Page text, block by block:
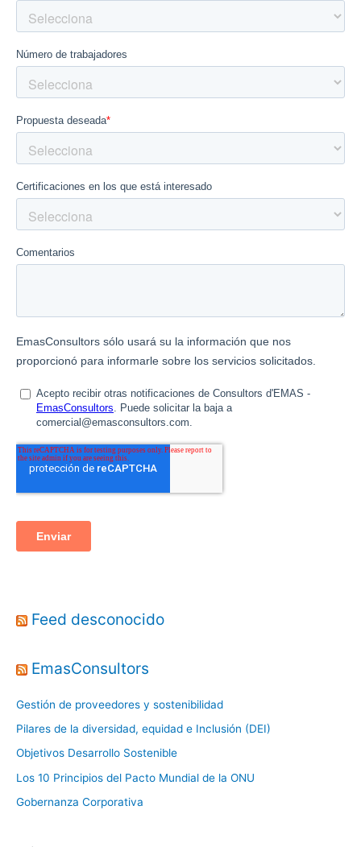
Feed desconocido
EmasConsultors
Gestión de proveedores y sostenibilidad
Pilares de la diversidad, equidad e Inclusión (DEI)
Objetivos Desarrollo Sostenible
Los 10 Principios del Pacto Mundial de la ONU
Gobernanza Corporativa